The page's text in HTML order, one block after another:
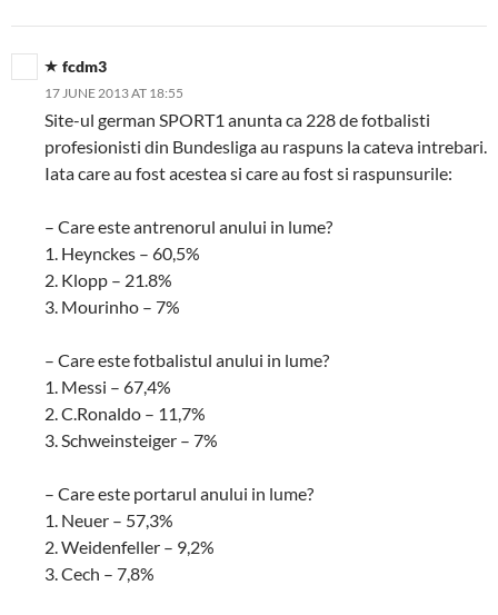
fcdm3
17 JUNE 2013 AT 18:55
Site-ul german SPORT1 anunta ca 228 de fotbalisti
profesionisti din Bundesliga au raspuns la cateva intrebari.
Iata care au fost acestea si care au fost si raspunsurile:
– Care este antrenorul anului in lume?
1. Heynckes – 60,5%
2. Klopp – 21.8%
3. Mourinho – 7%
– Care este fotbalistul anului in lume?
1. Messi – 67,4%
2. C.Ronaldo – 11,7%
3. Schweinsteiger – 7%
– Care este portarul anului in lume?
1. Neuer – 57,3%
2. Weidenfeller – 9,2%
3. Cech – 7,8%